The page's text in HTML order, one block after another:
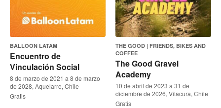
BALLOON LATAM
Encuentro de
Vinculación Social
8 de marzo de 2021 a 8 de marzo
de 2028, Aquelarre, Chile
Gratis
THE GOOD | FRIENDS, BIKES AND
COFFEE
The Good Gravel
Academy
10 de abril de 2023 a 31 de
diciembre de 2026, Vitacura, Chile
Gratis